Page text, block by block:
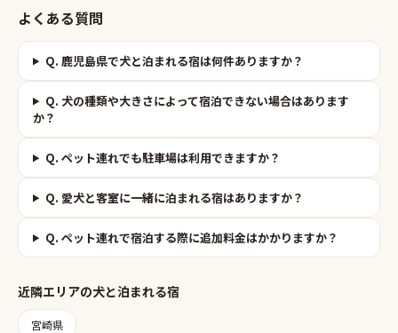
よくある質問
Q. 鹿児島県で犬と泊まれる宿は何件ありますか？
Q. 犬の種類や大きさによって宿泊できない場合はあります
か？
Q. ペット連れでも駐車場は利用できますか？
Q. 愛犬と客室に一緒に泊まれる宿はありますか？
Q. ペット連れで宿泊する際に追加料金はかかりますか？
近隣エリアの犬と泊まれる宿
宮崎県